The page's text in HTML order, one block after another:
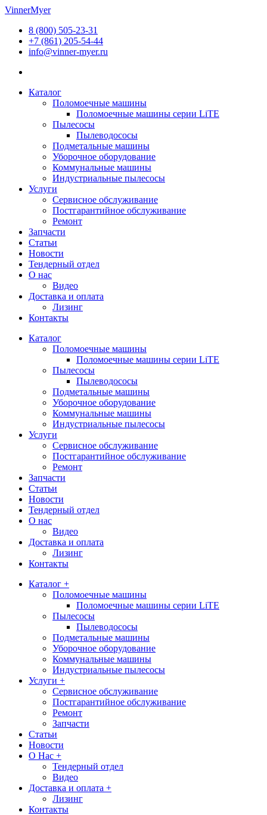
Перейти
содержимому
VinnerMyer
8 (800) 505-23-31
+7 (861) 205-54-44
info@vinner-myer.ru
Каталог
Поломоечные машины
Поломоечные машины серии LiTE
Пылесосы
Пылеводососы
Подметальные машины
Уборочное оборудование
Коммунальные машины
Индустриальные пылесосы
Услуги
Сервисное обслуживание
Постгарантийное обслуживание
Ремонт
Запчасти
Статьи
Новости
Тендерный отдел
О нас
Видео
Доставка и оплата
Лизинг
Контакты
Каталог
Поломоечные машины
Поломоечные машины серии LiTE
Пылесосы
Пылеводососы
Подметальные машины
Уборочное оборудование
Коммунальные машины
Индустриальные пылесосы
Услуги
Сервисное обслуживание
Постгарантийное обслуживание
Ремонт
Запчасти
Статьи
Новости
Тендерный отдел
О нас
Видео
Доставка и оплата
Лизинг
Контакты
Каталог +
Поломоечные машины
Поломоечные машины серии LiTE
Пылесосы
Пылеводососы
Подметальные машины
Уборочное оборудование
Коммунальные машины
Индустриальные пылесосы
Услуги +
Сервисное обслуживание
Постгарантийное обслуживание
Ремонт
Запчасти
Статьи
Новости
О Нас +
Тендерный отдел
Видео
Доставка и оплата +
Лизинг
Контакты